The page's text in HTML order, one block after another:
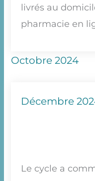
livrés au
pharmacie en
Octobre 2024
Décembre
Le cycle a